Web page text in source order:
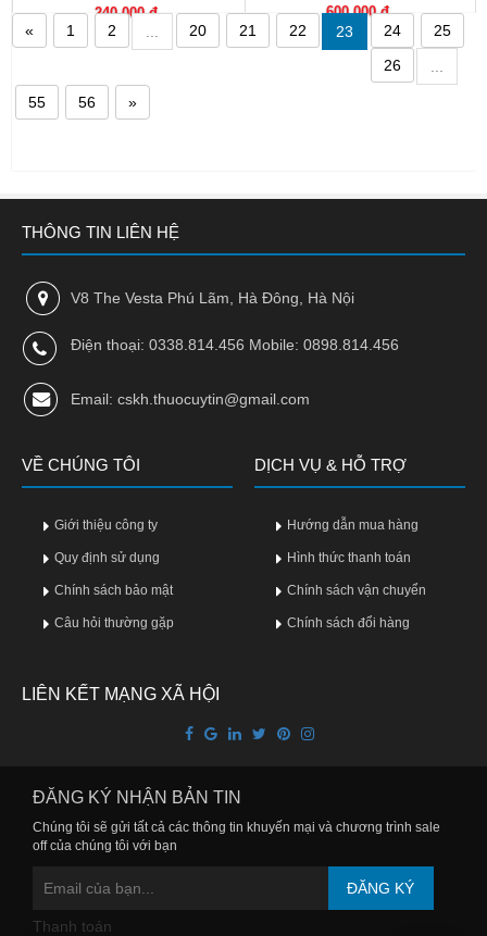
thuốc
hệ
240,000 đ 600,000 đ
« 1 2 20 21 22 23 24
25
26
55 56 »
THÔNG TIN LIÊN HỆ
V8 The Vesta Phú Lãm, Hà Đông, Hà Nội
Điện thoại: 0338.814.456 Mobile: 0898.814.456
Email: cskh.thuocuytin@gmail.com
VỀ CHÚNG TÔI
Giới thiệu công ty
Quy định sử dụng
Chính sách bảo mật
Câu hỏi thường gặp
DỊCH VỤ & HỖ TRỢ
Hướng dẫn mua hàng
Hình thức thanh toán
Chính sách vận chuyển
Chính sách đổi hàng
LIÊN KẾT MẠNG XÃ HỘI
ĐĂNG KÝ NHẬN BẢN TIN
Chúng tôi sẽ gửi tất cả các thông tin khuyến mại và chương trình sale
off của chúng tôi với bạn
ĐĂNG KÝ
Thanh toán